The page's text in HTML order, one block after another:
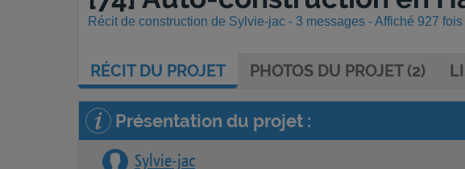
Récit de construction de Sylvie-jac - 3 messages - Affiché 927 fois
RÉCITDU PROJET PHOTOS DU PROJET (2)
Présentation du projet :
Sylvie-jac